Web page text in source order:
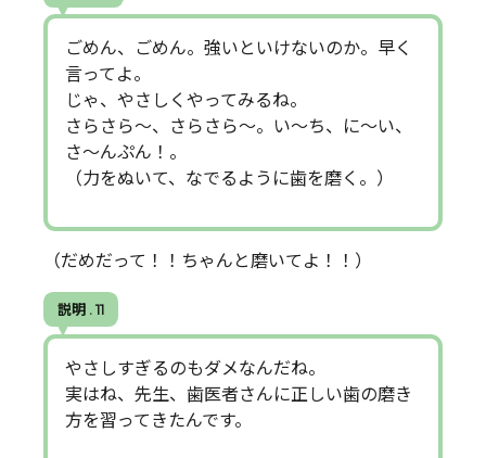
ごめん、ごめん。強いといけないのか。早く
言ってよ。
じゃ、やさしくやってみるね。
さらさら～、さらさら～。い～ち、に～い、
さ～んぷん！。
（力をぬいて、なでるように歯を磨く。）
（だめだって！！ちゃんと磨いてよ！！）
説明 . 11
やさしすぎるのもダメなんだね。
実はね、先生、歯医者さんに正しい歯の磨き
方を習ってきたんです。